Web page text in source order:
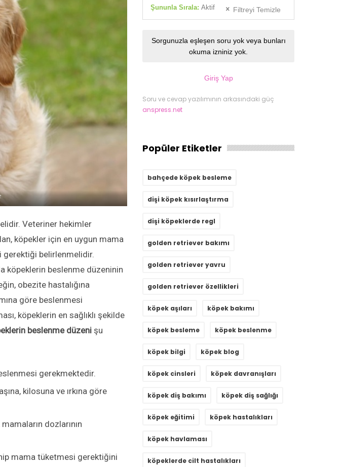
Veteriner hekimler
köpekler için en uygun mama
gerektiği belirlenmelidir.
köpeklerin beslenme düzeninin
obezite hastalığına
göre beslenmesi
köpeklerin en sağlıklı şekilde
beslenme düzeni şu
gerekmektedir.
kilosuna ve ırkına göre
dozlarının
mama tüketmesi gerektiğini
Şununla Sırala: Aktif Filtreyi Temizle
Sorgunuzla eşleşen soru yok veya bunları
okuma izniniz yok.
Giriş Yap
Soru ve cevap yazılımının arkasındaki güç
anspress.net
Popüler Etiketler
bahçede köpek besleme
dişi köpek kısırlaştırma
dişi köpeklerde regl
golden retriever bakımı
golden retriever yavru
golden retriever özellikleri
köpek aşıları köpek bakımı
köpek besleme köpek beslenme
köpek bilgi köpek blog
köpek cinsleri köpek davranışları
köpek diş bakımı köpek diş sağlığı
köpek eğitimi köpek hastalıkları
köpek havlaması
köpeklerde cilt hastalıkları